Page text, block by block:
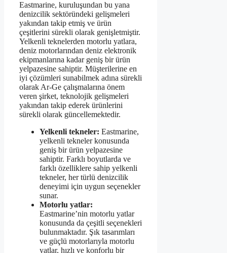
Eastmarine, kuruluşundan bu yana
denizcilik sektöründeki gelişmeleri
yakından takip etmiş ve ürün
çeşitlerini sürekli olarak genişletmiştir.
Yelkenli teknelerden motorlu yatlara,
deniz motorlarından deniz elektronik
ekipmanlarına kadar geniş bir ürün
yelpazesine sahiptir. Müşterilerine en
iyi çözümleri sunabilmek adına sürekli
olarak Ar-Ge çalışmalarına önem
veren şirket, teknolojik gelişmeleri
yakından takip ederek ürünlerini
sürekli olarak güncellemektedir.
Yelkenli tekneler: Eastmarine,
yelkenli tekneler konusunda
geniş bir ürün yelpazesine
sahiptir. Farklı boyutlarda ve
farklı özelliklere sahip yelkenli
tekneler, her türlü denizcilik
deneyimi için uygun seçenekler
sunar.
Motorlu yatlar:
Eastmarine’nin motorlu yatlar
konusunda da çeşitli seçenekleri
bulunmaktadır. Şık tasarımları
ve güçlü motorlarıyla motorlu
yatlar, hızlı ve konforlu bir